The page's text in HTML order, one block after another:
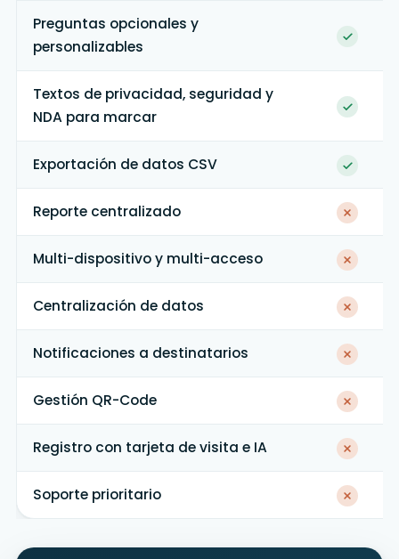
Preguntas opcionales y
personalizables
Textos de privacidad, seguridad y
NDA para marcar
Exportación de datos CSV
Reporte centralizado
Multi-dispositivo y multi-acceso
Centralización de datos
Notificaciones a destinatarios
Gestión QR-Code
Registro con tarjeta de visita e IA
Soporte prioritario